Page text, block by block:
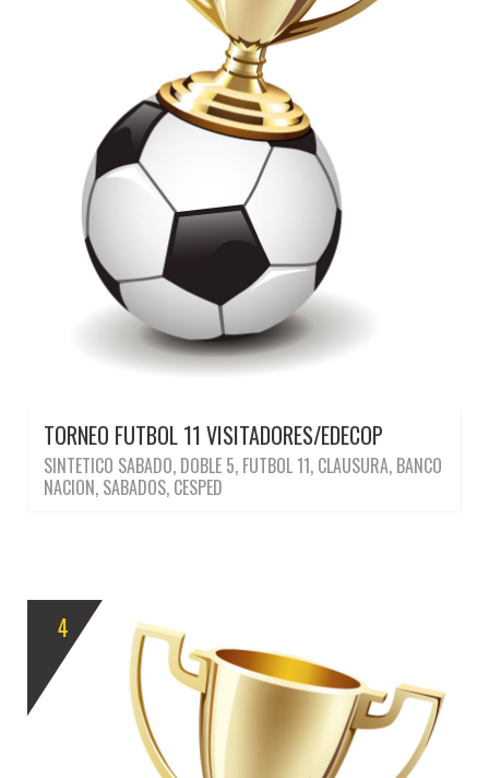
TORNEO FUTBOL 11 VISITADORES/EDECOP
SINTETICO SABADO, DOBLE 5, FUTBOL 11, CLAUSURA, BANCO
NACION, SABADOS, CESPED
4